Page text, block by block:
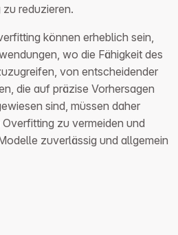
reduzieren.
können erheblich sein,
wo die Fähigkeit des
von entscheidender
die auf präzise Vorhersagen
sind, müssen daher
zu vermeiden und
zuverlässig und allgemein